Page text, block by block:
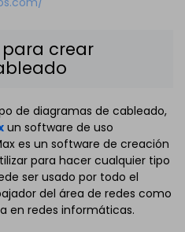
para crear
de diagramas de cableado,
un software de uso
es un software de creación
para hacer cualquier tipo
ser usado por todo el
del área de redes como
en redes informáticas.